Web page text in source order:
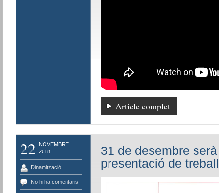
Article complet
22
NOVEMBRE
2018
Dinamització
No hi ha comentaris
31 de desembre
presentació de